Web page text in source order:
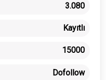
3.080
Kayıtlı
15000
Dofollow